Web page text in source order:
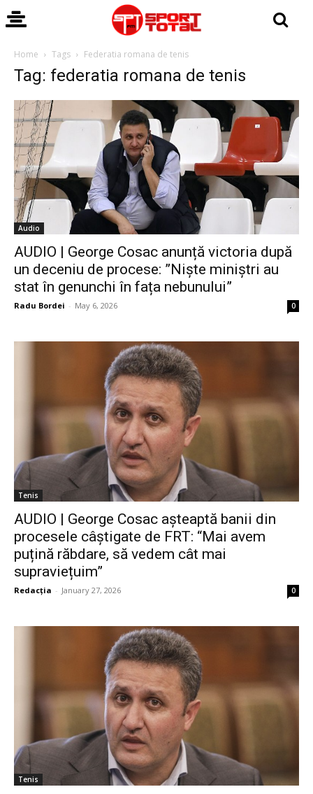
Home Tags Federatia romana de tenis
Tag: federatia romana de tenis
Audio
AUDIO | George Cosac anunță victoria după
un deceniu de procese: ”Niște miniștri au
stat în genunchi în fața nebunului”
Radu Bordei - May 6, 2026 0
Tenis
AUDIO | George Cosac așteaptă banii din
procesele câștigate de FRT: “Mai avem
puțină răbdare, să vedem cât mai
supraviețuim”
Redacția - January 27, 2026 0
Tenis